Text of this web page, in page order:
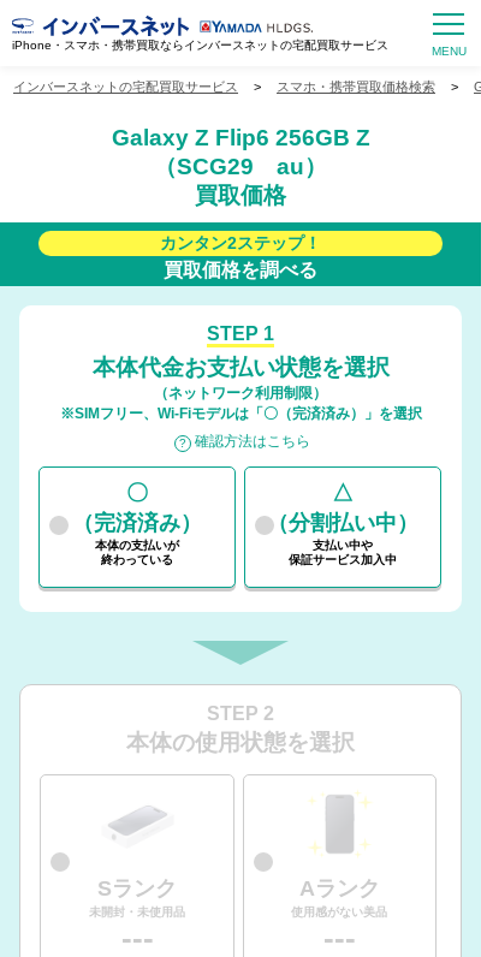
iPhone・スマホ・携帯買取ならインバースネットの宅配買取サービス
インバースネットの宅配買取サービス > スマホ・携帯買取価格検索 >
Galaxy Z Flip6 256GB Z
（SCG29 au）
買取価格
カンタン2ステップ！
買取価格を調べる
STEP 1
本体代金お支払い状態を選択
（ネットワーク利用制限）
※SIMフリー、Wi-Fiモデルは「〇（完済済み）」を選択
確認方法はこちら
〇
（完済済み）
本体の支払いが
終わっている
△
（分割払い中）
支払い中や
保証サービス加入中
STEP 2
本体の使用状態を選択
Sランク
未開封・未使用品
---
Aランク
使用感がない美品
---